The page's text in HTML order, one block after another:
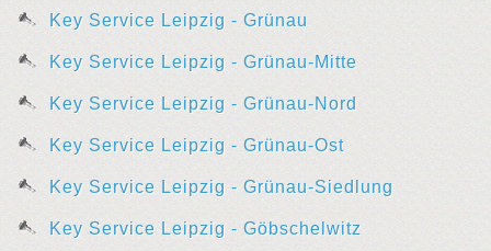
Key Service Leipzig - Grünau
Key Service Leipzig - Grünau-Mitte
Key Service Leipzig - Grünau-Nord
Key Service Leipzig - Grünau-Ost
Key Service Leipzig - Grünau-Siedlung
Key Service Leipzig - Göbschelwitz